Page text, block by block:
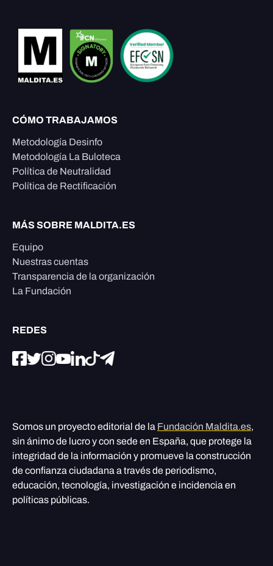
CÓMO TRABAJAMOS
Metodología Desinfo
Metodología La Buloteca
Política de Neutralidad
Política de Rectificación
MÁS SOBRE MALDITA.ES
Equipo
Nuestras cuentas
Transparencia de la organización
La Fundación
REDES
Somos un proyecto editorial de la Fundación Maldita.es,
sin ánimo de lucro y con sede en España, que protege la
integridad de la información y promueve la construcción
de confianza ciudadana a través de periodismo,
educación, tecnología, investigación e incidencia en
políticas públicas.